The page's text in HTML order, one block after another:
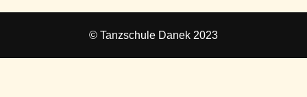
© Tanzschule Danek 2023